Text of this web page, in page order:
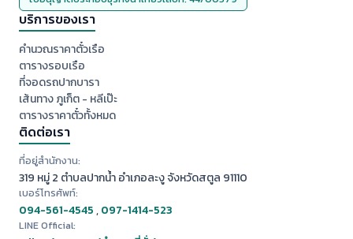
บริการของเรา
คำนวณราคาตั๋วเรือ
ตารางรอบเรือ
ที่จอดรถปากบารา
เส้นทาง ภูเก็ต - หลีเป๊ะ
ตารางราคาตั๋วทั้งหมด
ติดต่อเรา
ที่อยู่สำนักงาน:
319 หมู่ 2 ตำบลปากน้ำ อำเภอละงู จังหวัดสตูล 91110
เบอร์โทรศัพท์:
094-561-4545,097-1414-523
LINE Official: